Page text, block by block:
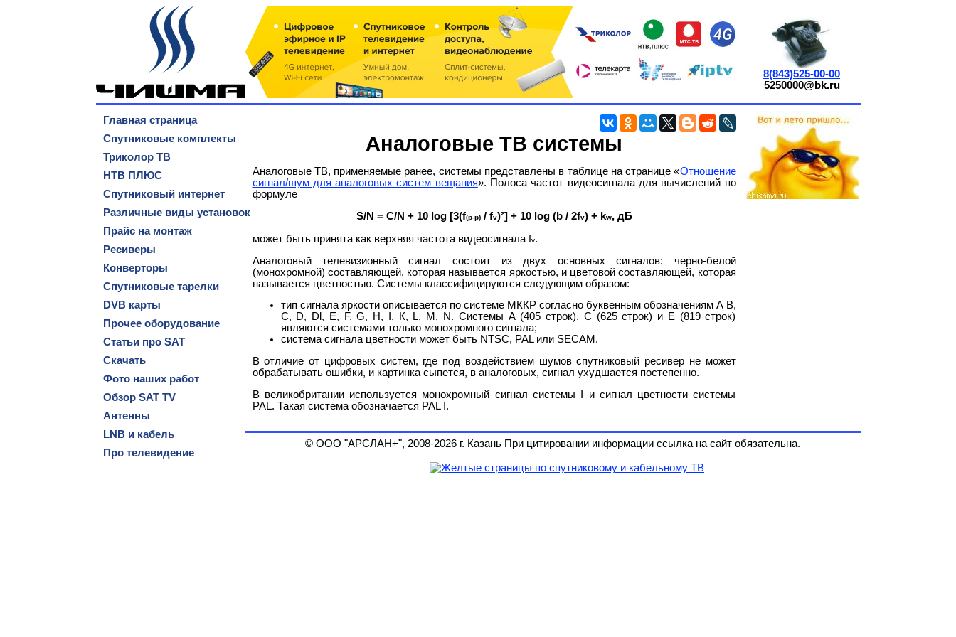
8(843)525-00-00
5250000@bk.ru
Главная страница
Спутниковые комплекты
Триколор ТВ
НТВ ПЛЮС
Спутниковый интернет
Различные виды установок
Прайс на монтаж
Ресиверы
Конверторы
Спутниковые тарелки
DVB карты
Прочее оборудование
Статьи про SAT
Скачать
Фото наших работ
Обзор SAT TV
Антенны
LNB и кабель
Про телевидение
Аналоговые ТВ системы
Аналоговые ТВ, применяемые ранее, системы представлены в таблице на странице «Отношение
сигнал/шум для аналоговых систем вещания». Полоса частот видеосигнала для вычислений по
формуле
S/N = C/N + 10 log [3(f(p-p)/ fv)²] + 10 log (b / 2fv) + kw, дБ
может быть принята как верхняя частота видеосигнала fv.
Аналоговый телевизионный сигнал состоит из двух основных сигналов: черно-белой
(монохромной) составляющей, которая называется яркостью, и цветовой составляющей, которая
называется цветностью. Системы классифицируются следующим образом:
тип сигнала яркости описывается по системе МККР согласно буквенным обозначениям А В,
С, D, Dl, Е, F, G, Н, I, К, L, М, N. Системы А (405 строк), С (625 строк) и Е (819 строк)
являются системами только монохромного сигнала;
система сигнала цветности может быть NTSC, PAL или SECAM.
В отличие от цифровых систем, где под воздействием шумов спутниковый ресивер не может
обрабатывать ошибки, и картинка сыпется, в аналоговых, сигнал ухудшается постепенно.
В великобритании используется монохромный сигнал системы I и сигнал цветности системы
PAL. Такая система обозначается PAL I.
© ООО "АРСЛАН+", 2008-2026 г. Казань При цитировании информации ссылка на сайт обязательна.